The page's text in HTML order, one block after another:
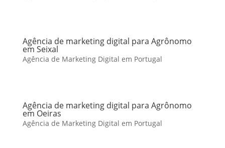
Agência de marketing digital para Agrônomo
em Seixal
Agência de Marketing Digital em Portugal
Agência de marketing digital para Agrônomo
em Oeiras
Agência de Marketing Digital em Portugal